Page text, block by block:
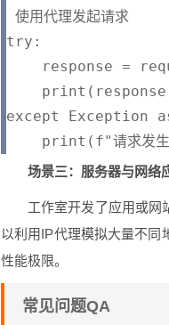
使用代理发起请求
try:
response =
except Exception
print(f"请求发
场景三：服务器与网络
工作室开发了应用或网
以利用IP代理模拟大量不同
性能极限。
常见问题QA